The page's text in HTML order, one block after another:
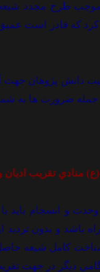
موجب طرح مجدد
که قادر است عميق
دانش پژوهان جهت
ضرورت ها به
منادي تقريب اديان
و انسجام بايد
باشد و بدون ترديد
کامل شيعه حاصل
ديگر در جهت